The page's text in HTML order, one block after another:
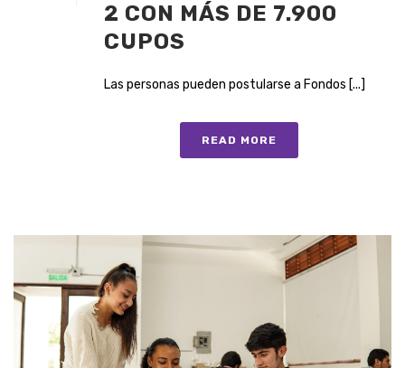
2 CON MÁS DE 7.900
CUPOS
Las personas pueden postularse a Fondos [...]
READ MORE